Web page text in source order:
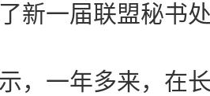
新一届联盟秘书
一年多来，在长